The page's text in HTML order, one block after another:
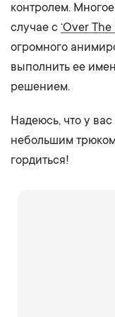
контролем. Многое
случае с ‘Over The
огромного
выполнить ее
решением.
Надеюсь, что у
небольшим
гордиться!